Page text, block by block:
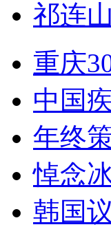
祁连
重庆
中国
年终
悼念
韩国